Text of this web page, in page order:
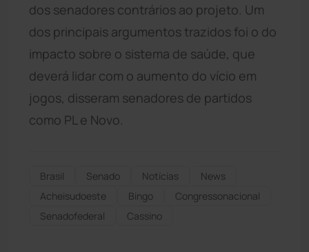
dos senadores contrários ao projeto. Um
dos principais argumentos trazidos foi o do
impacto sobre o sistema de saúde, que
deverá lidar com o aumento do vício em
jogos, disseram senadores de partidos
como PL e Novo.
Brasil Senado Notícias
News
Acheisudoeste
Bingo
Congressonacional
Senadofederal
Cassino